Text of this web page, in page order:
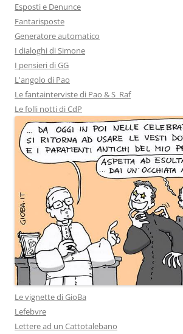
Esposti e Denunce
Fantarisposte
Generatore automatico
I dialoghi di Simone
I pensieri di GG
L'angolo di Pao
Le fantainterviste di Pao & S_Raf
Le folli notti di CdP
Le vignette di GioBa
Lefebvre
Lettere ad un Cattotalebano